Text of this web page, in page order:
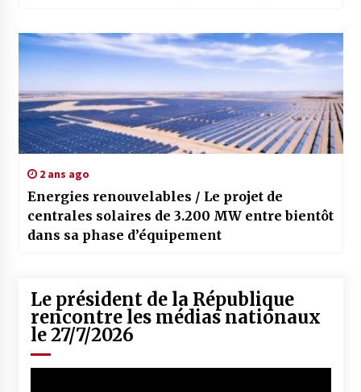
2 ans ago
Energies renouvelables / Le projet de
centrales solaires de 3.200 MW entre bientôt
dans sa phase d’équipement
Le président de la République
rencontre les médias nationaux
le 27/7/2026